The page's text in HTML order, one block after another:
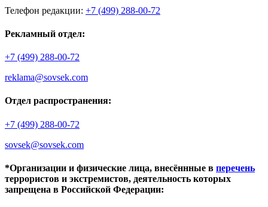
Телефон редакции: +7 (499) 288-00-72
Рекламный отдел:
+7 (499) 288-00-72
reklama@sovsek.com
Отдел распространения:
+7 (499) 288-00-72
sovsek@sovsek.com
*Организации и физические лица, внесённные в перечень
террористов и экстремистов, деятельность которых
запрещена в Российской Федерации: